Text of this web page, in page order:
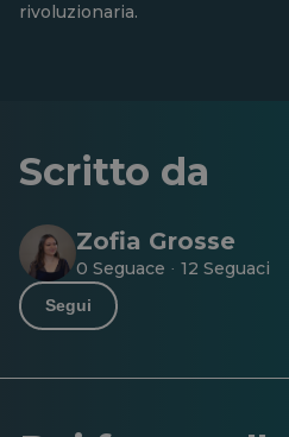
rivoluzionaria.
Scritto da
Zofia Grosse
0 Seguace · 12 Seguaci
Segui